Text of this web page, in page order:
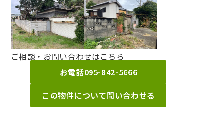
ご相談・お問い合わせはこちら
お電話095-842-5666
この物件について問い合わせる